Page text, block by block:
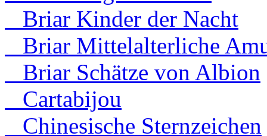
Briar Kinder der Nacht
Briar Mittelalterliche
Briar Schätze von Albion
Cartabijou
Chinesische Sternzeichen